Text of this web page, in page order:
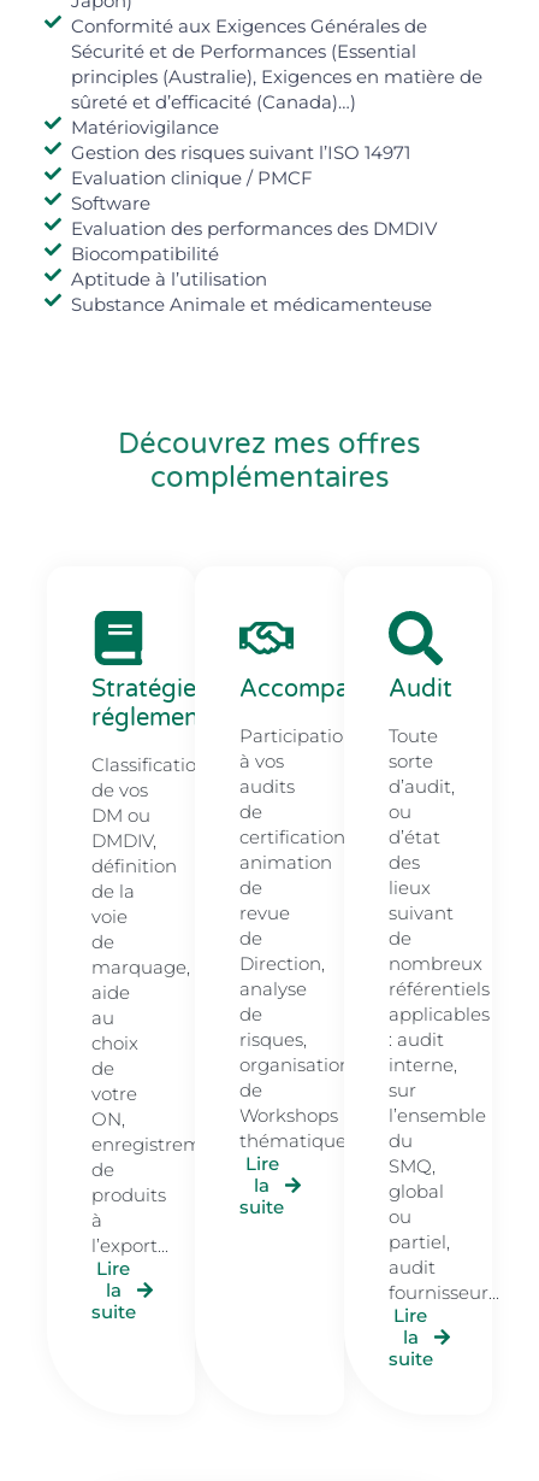
Conformité aux Exigences Générales de
Sécurité et de Performances (Essential
principles (Australie), Exigences en matière de
sûreté et d’efficacité (Canada)…)
Matériovigilance
Gestion des risques suivant l’ISO 14971
Evaluation clinique / PMCF
Software
Evaluation des performances des DMDIV
Biocompatibilité
Aptitude à l’utilisation
Substance Animale et médicamenteuse
Découvrez mes offres
complémentaires
Stratégie
réglementaire
Classification
de vos
DM ou
DMDIV,
définition
de la
voie
de
marquage,
aide
au
choix
de
votre
ON,
enregistrements
de
produits
à
l’export...
Lire
la
suite
Accompagnement
Participation
à vos
audits
de
certification,
animation
de
revue
de
Direction,
analyse
de
risques,
organisation
de
Workshops
thématiques...
Lire
la
suite
Audit
Toute
sorte
d’audit,
ou
d’état
des
lieux
suivant
de
nombreux
référentiels
applicables
: audit
interne,
sur
l’ensemble
du
SMQ,
global
ou
partiel,
audit
fournisseur...
Lire
la
suite